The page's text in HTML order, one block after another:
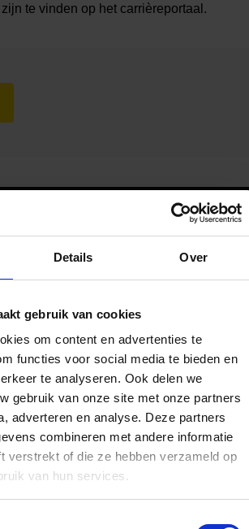
Details Over
gebruik van cookies
om content en advertenties te
functies voor social media te bieden en
te analyseren. Ook delen we
gebruik van onze site met onze partners
adverteren en analyse. Deze partners
combineren met andere informatie
verstrekt of die ze hebben verzameld op
van hun services.
te vinden op het carrièreportaal.
en diensten